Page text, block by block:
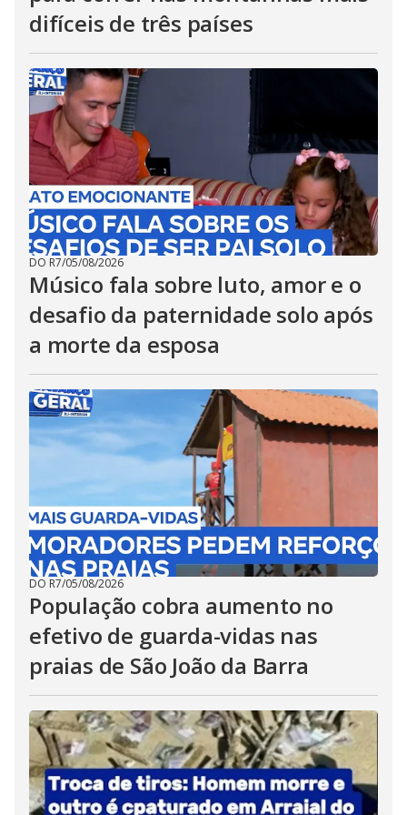
difíceis de três países
DO R7/05/08/2026
Músico fala sobre luto, amor e o
desafio da paternidade solo após
a morte da esposa
DO R7/05/08/2026
População cobra aumento no
efetivo de guarda-vidas nas
praias de São João da Barra